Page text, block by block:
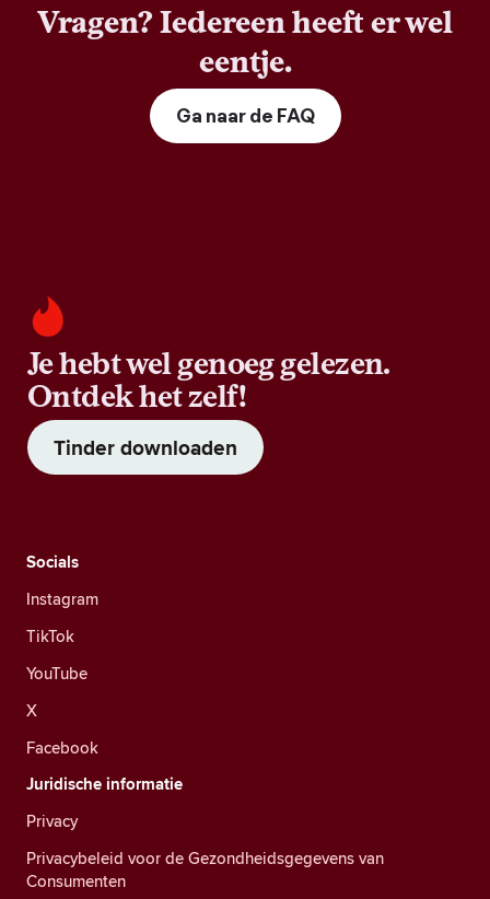
Vragen? Iedereen heeft er wel
eentje.
Ga naar de FAQ
Je hebt wel genoeg gelezen.
Ontdek het zelf!
Tinder downloaden
Socials
Instagram
TikTok
YouTube
X
Facebook
Juridische informatie
Privacy
Privacybeleid voor de Gezondheidsgegevens van
Consumenten